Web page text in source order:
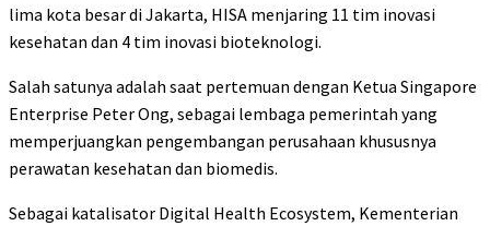
lima kota besar di Jakarta, HISA menjaring 11 tim inovasi
kesehatan dan 4 tim inovasi bioteknologi.
Salah satunya adalah saat pertemuan dengan Ketua Singapore
Enterprise Peter Ong, sebagai lembaga pemerintah yang
memperjuangkan pengembangan perusahaan khususnya
perawatan kesehatan dan biomedis.
Sebagai katalisator Digital Health Ecosystem, Kementerian